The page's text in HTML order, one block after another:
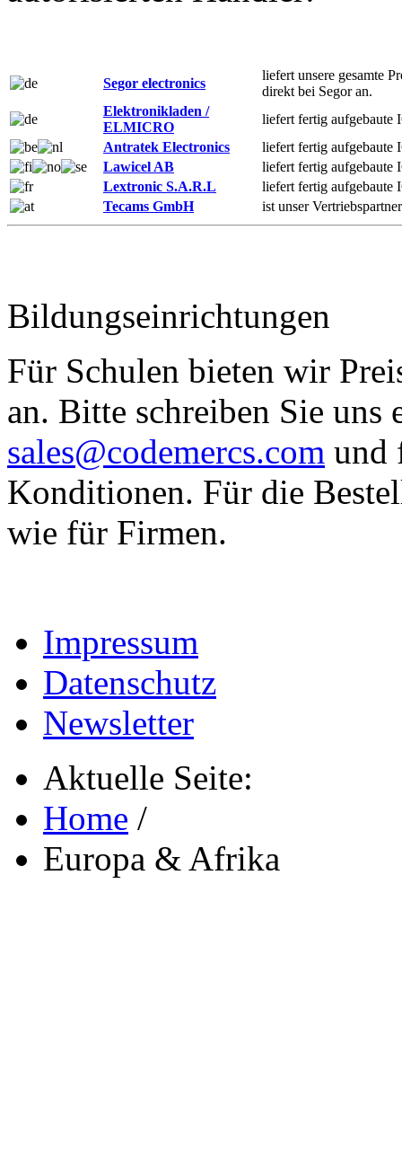
Segor electronics
liefert unsere gesamte
direkt bei Segor an.
Elektronikladen /
ELMICRO
liefert fertig aufgebaute
Antratek Electronics
liefert fertig aufgebaute
Lawicel AB
liefert fertig aufgebaute
Lextronic S.A.R.L
liefert fertig aufgebaute
Tecams GmbH
ist unser
Bildungseinrichtungen
Für Schulen bieten wir
an. Bitte schreiben Sie uns
sales@codemercs.com und
Konditionen. Für die
wie für Firmen.
Impressum
Datenschutz
Newsletter
Aktuelle Seite:
Home /
Europa & Afrika